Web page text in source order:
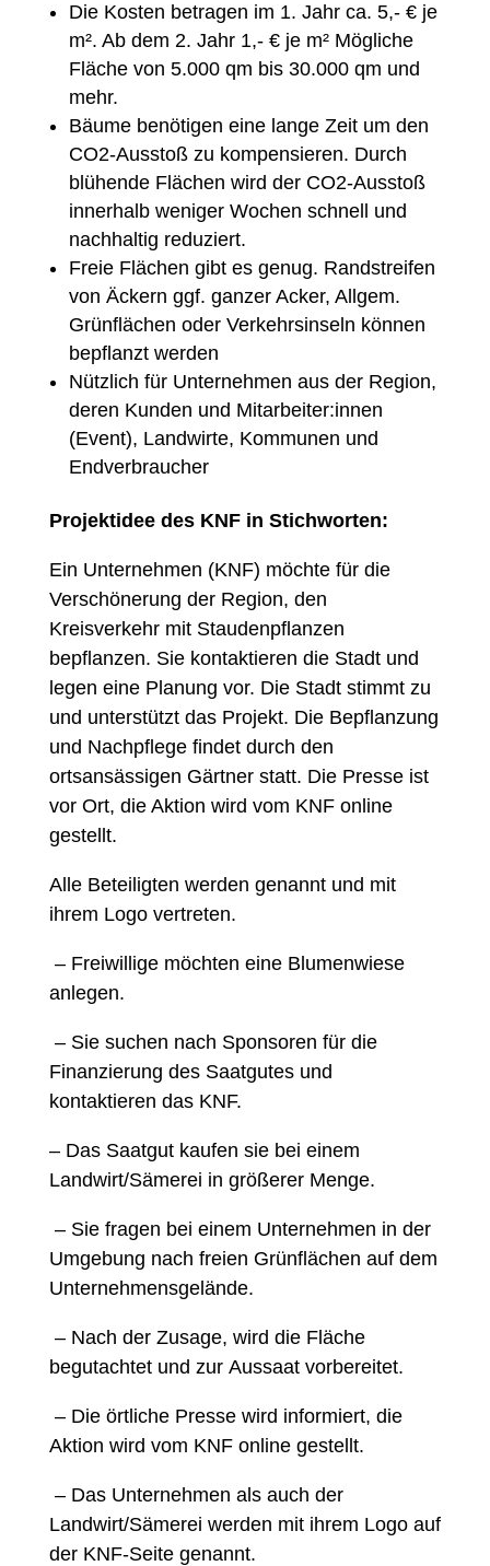
Die Kosten betragen im 1. Jahr ca. 5,- € je
m². Ab dem 2. Jahr 1,- € je m² Mögliche
Fläche von 5.000 qm bis 30.000 qm und
mehr.
Bäume benötigen eine lange Zeit um den
CO2-Ausstoß zu kompensieren.​ Durch
blühende Flächen wird der CO2-Ausstoß
innerhalb weniger Wochen schnell und
nachhaltig reduziert.
Freie Flächen gibt es genug. Randstreifen
von Äckern ggf. ganzer Acker​, Allgem.
Grünflächen oder Verkehrsinseln können
bepflanzt werden
Nützlich für Unternehmen aus der Region,
deren Kunden und Mitarbeiter:innen
(Event), Landwirte, Kommunen und
Endverbraucher​​
Projektidee des KNF in Stichworten:
Ein Unternehmen (KNF) möchte für die
Verschönerung der​ Region, den
Kreisverkehr mit Staudenpflanzen
bepflanzen.​ Sie kontaktieren die Stadt und
legen eine Planung vor.​ Die Stadt stimmt zu
und unterstützt das Projekt.​ Die Bepflanzung
und Nachpflege findet durch den
ortsansässigen Gärtner statt.​ Die Presse ist
vor Ort, die Aktion wird vom KNF online
gestellt.​
Alle Beteiligten werden genannt und mit
ihrem Logo vertreten.​
– Freiwillige möchten eine Blumenwiese
anlegen.​
– Sie suchen nach Sponsoren für die
Finanzierung des​ Saatgutes und
kontaktieren das KNF.​
– Das Saatgut kaufen sie bei einem
Landwirt/Sämerei in größerer Menge.​
– Sie fragen bei einem Unternehmen in der
Umgebung nach freien Grünflächen auf dem
Unternehmensgelände.​
– Nach der Zusage, wird die Fläche
begutachtet und zur Aussaat vorbereitet. ​
– Die örtliche Presse wird informiert, die
Aktion wird vom KNF online gestellt. ​
– Das Unternehmen als auch der
Landwirt/Sämerei werden mit ihrem Logo auf
der KNF-Seite genannt.​